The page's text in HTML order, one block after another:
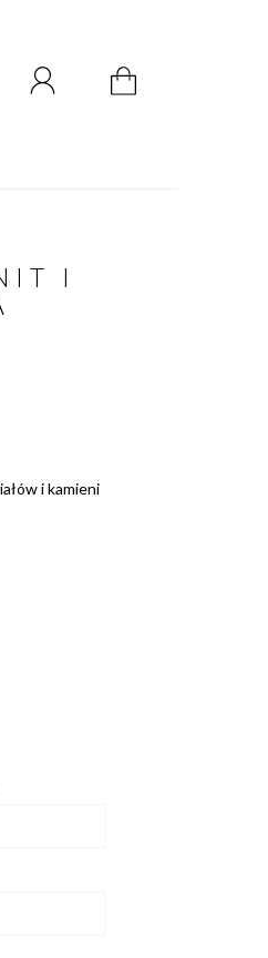
I
i kamieni